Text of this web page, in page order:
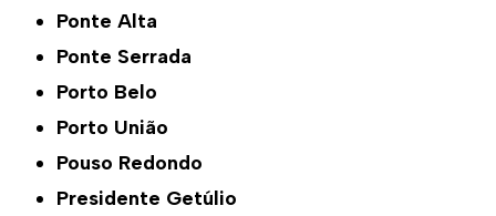
Ponte Alta
Ponte Serrada
Porto Belo
Porto União
Pouso Redondo
Presidente Getúlio